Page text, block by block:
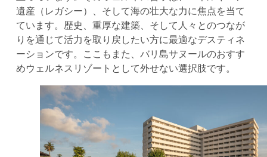
遺産（レガシー）、そして海の壮大な力に焦点を当て
ています。歴史、重厚な建築、そして人々とのつなが
りを通じて活力を取り戻したい方に最適なデスティネ
ーションです。ここもまた、バリ島サヌールのおすす
めウェルネスリゾートとして外せない選択肢です。